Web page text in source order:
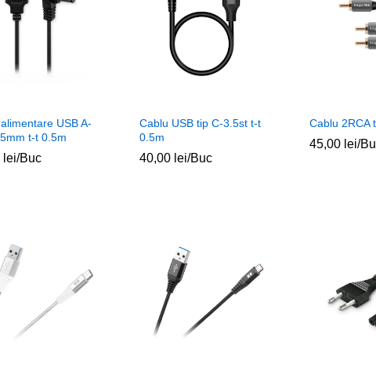
USB A-
t-t 0.5m
lei/Buc
lei
Cablu USB tip C-3.5st t-t
0.5m
40,00 lei/Buc
40,00 lei
Cablu 2RCA
45,00 lei/
45,00 lei